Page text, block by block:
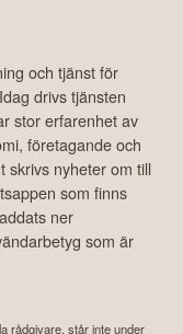
och tjänst för
drivs tjänsten
stor erfarenhet av
företagande och
skrivs nyheter om till
som finns
ner
som är
rådgivare, står inte under